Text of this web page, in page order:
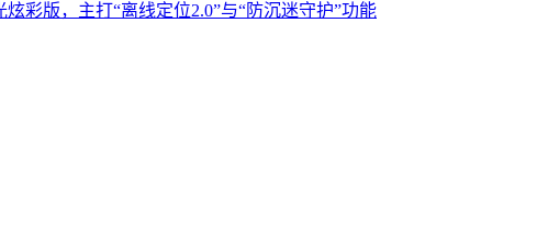
炫彩版，主打“离线定位2.0”与“防沉迷守护”功能